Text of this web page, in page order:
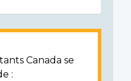
Canada se
: